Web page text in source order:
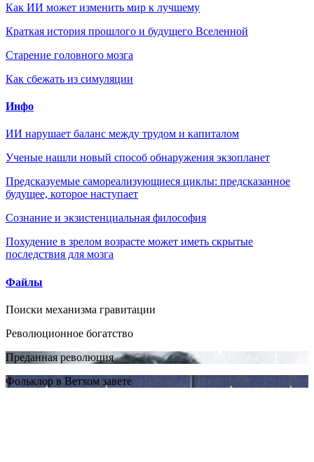
Как ИИ может изменить мир к лучшему
Краткая история прошлого и будущего Вселенной
Старение головного мозга
Как сбежать из симуляции
Инфо
ИИ нарушает баланс между трудом и капиталом
Ученые нашли новый способ обнаружения экзопланет
Предсказуемые самореализующиеся циклы: предсказанное
будущее, которое наступает
Сознание и экзистенциальная философия
Похудение в зрелом возрасте может иметь скрытые
последствия для мозга
Файлы
Поиски механизма гравитации
Революционное богатство
Преданная революция
Фольклор в Ветхом завете